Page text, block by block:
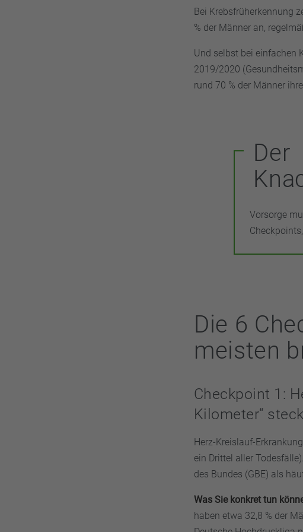
Bei Krebsfrüherkennung
% der Männer an,
Und selbst bei einfachen
2019/2020
rund 70 % der Männer
Der
Vorsorge
Die 6
meisten
Checkpoint 1:
Kilometer“
Herz-Kreislauf-
ein Drittel aller
des Bundes (GBE) als
Was Sie konkret tun
haben etwa 32,8 % der